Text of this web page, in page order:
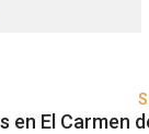
en El Carmen